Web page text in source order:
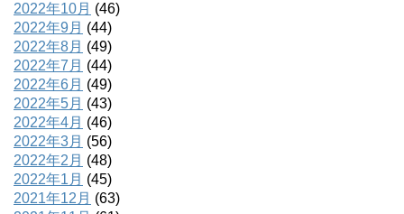
2022年10月 (46)
2022年9月 (44)
2022年8月 (49)
2022年7月 (44)
2022年6月 (49)
2022年5月 (43)
2022年4月 (46)
2022年3月 (56)
2022年2月 (48)
2022年1月 (45)
2021年12月 (63)